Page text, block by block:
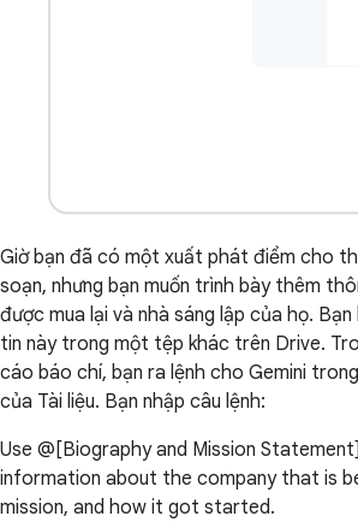
Giờ bạn đã có một xuất phát điểm cho
soạn, nhưng bạn muốn trình bày thêm
được mua lại và nhà sáng lập của họ.
tin này trong một tệp khác trên Drive.
cáo báo chí, bạn ra lệnh cho Gemini
của Tài liệu. Bạn nhập câu lệnh:
Use @[Biography and Mission
information about the company that is
mission, and how it got started.